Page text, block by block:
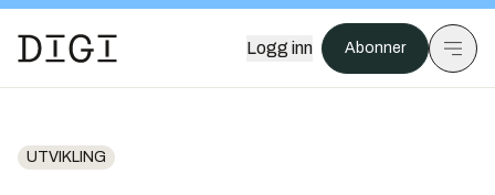
Logg inn Abonner
UTVIKLING